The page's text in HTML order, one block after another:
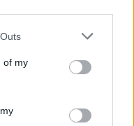
one or more Google
You may click to
its third-party tags to
in below Google
of my